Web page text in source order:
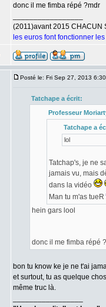
donc il me fimba répé ?mdr
(2011)avant 2015 CHACUN
les euros font fonctionner
Posté le: Fri Sep 27, 2013
Tatchape a écrit:
Professeur
Tatchape a
lol
Tatchap's, je ne
jamais vu, mais
dans lavidéo
Man tu m'as tueR
hein gars lool
donc il me fimba répé
bon tu know ke je ne t'ai
et surtout, tu as quelque
même truc là.